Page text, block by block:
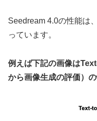
Seedream 4.0の性能は
っています。
例えば下記の画像は
から画像生成の評価）の